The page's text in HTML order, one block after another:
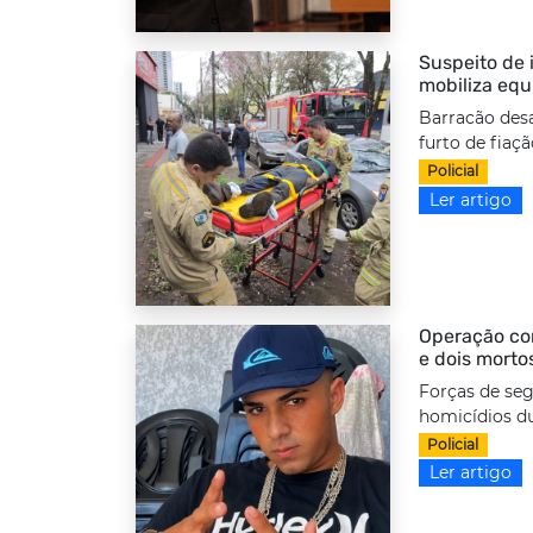
Suspeito de
mobiliza
Barracão
furto de
Policial
Ler artigo
Operação
e dois
Forças de
homicídios
Policial
Ler artigo